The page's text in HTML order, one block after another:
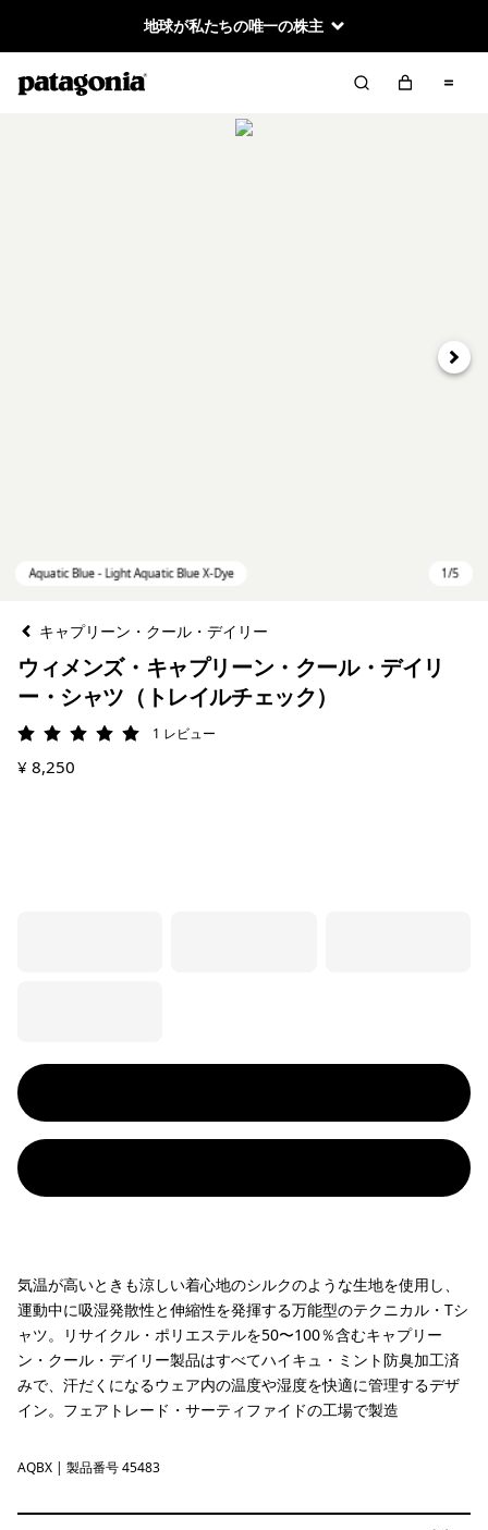
地球が私たちの唯一の株主
次へ
キャプリーン・クール・デイリー
ウィメンズ・キャプリーン・クール・デイリ
ー・シャツ（トレイルチェック）
評価: 5 / 5 1 レビュー
¥ 8,250
気温が高いときも涼しい着心地のシルクのような生地を使用し、
運動中に吸湿発散性と伸縮性を発揮する万能型のテクニカル・Tシ
ャツ。リサイクル・ポリエステルを50〜100％含むキャプリー
ン・クール・デイリー製品はすべてハイキュ・ミント防臭加工済
みで、汗だくになるウェア内の温度や湿度を快適に管理するデザ
イン。フェアトレード・サーティファイドの工場で製造
Aquatic Blue - Light Aquatic Blue X-Dye
AQBX | 製品番号 45483